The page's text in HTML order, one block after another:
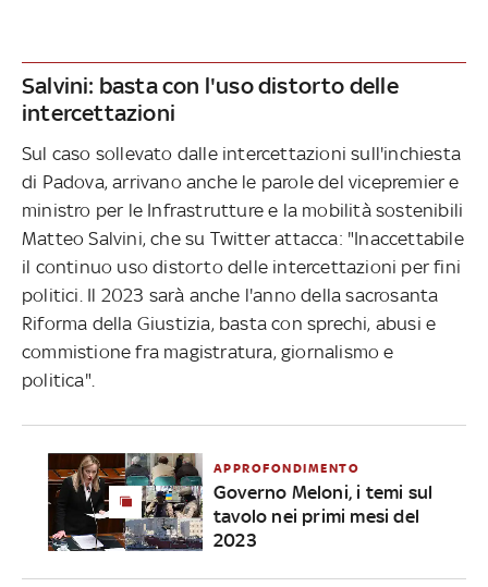
Salvini: basta con l'uso distorto delle
intercettazioni
Sul caso sollevato dalle intercettazioni sull'inchiesta
di Padova, arrivano anche le parole del vicepremier e
ministro per le Infrastrutture e la mobilità sostenibili
Matteo Salvini, che su Twitter attacca: "Inaccettabile
il continuo uso distorto delle intercettazioni per fini
politici. Il 2023 sarà anche l'anno della sacrosanta
Riforma della Giustizia, basta con sprechi, abusi e
commistione fra magistratura, giornalismo e
politica".
APPROFONDIMENTO
Governo Meloni, i temi sul
tavolo nei primi mesi del
2023